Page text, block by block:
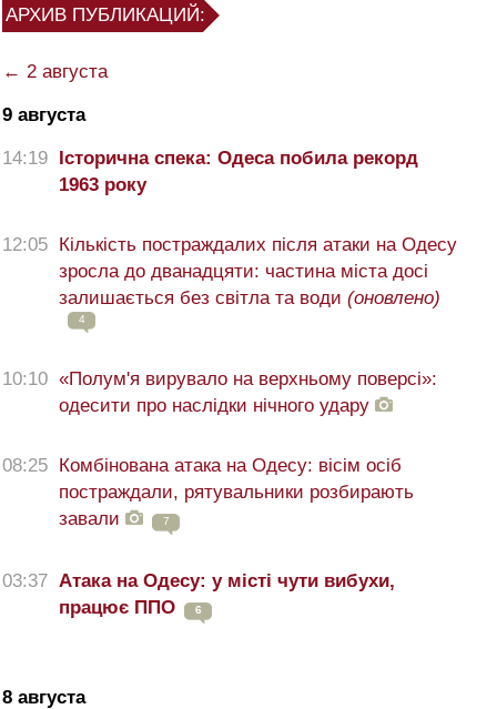
АРХИВ ПУБЛИКАЦИЙ:
← 2 августа
9 августа
14:19 Історична спека: Одеса побила рекорд
1963 року
12:05 Кількість постраждалих після атаки на Одесу
зросла до дванадцяти: частина міста досі
залишається без світла та води (оновлено)
4
10:10 «Полум'я вирувало на верхньому поверсі»:
одесити про наслідки нічного удару
08:25 Комбінована атака на Одесу: вісім осіб
постраждали, рятувальники розбирають
завали
7
03:37 Атака на Одесу: у місті чути вибухи,
працює ППО
6
8 августа